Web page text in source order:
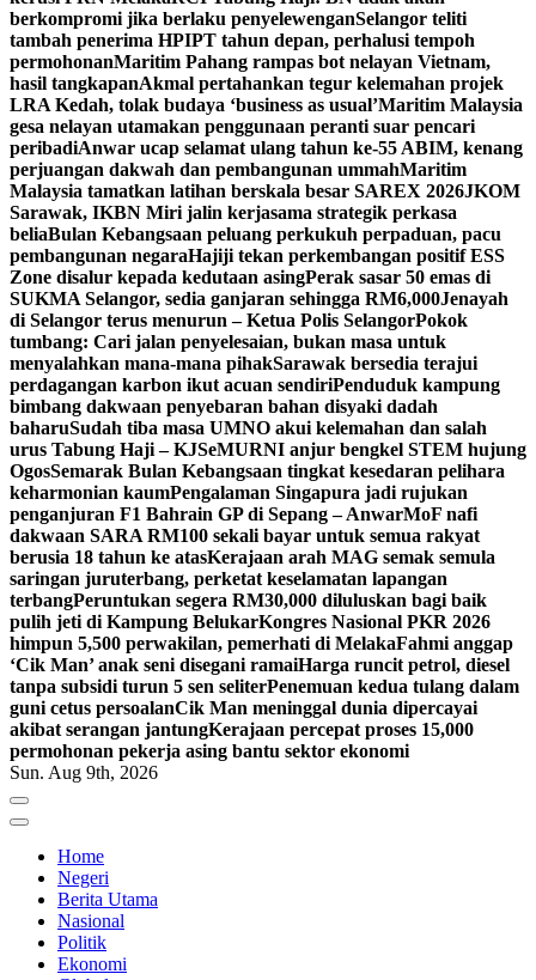
berkompromi jika berlaku penyelewenganSelangor teliti
tambah penerima HPIPT tahun depan, perhalusi tempoh
permohonanMaritim Pahang rampas bot nelayan Vietnam,
hasil tangkapanAkmal pertahankan tegur kelemahan projek
LRA Kedah, tolak budaya ‘business as usual’Maritim Malaysia
gesa nelayan utamakan penggunaan peranti suar pencari
peribadiAnwar ucap selamat ulang tahun ke-55 ABIM, kenang
perjuangan dakwah dan pembangunan ummahMaritim
Malaysia tamatkan latihan berskala besar SAREX 2026JKOM
Sarawak, IKBN Miri jalin kerjasama strategik perkasa
beliaBulan Kebangsaan peluang perkukuh perpaduan, pacu
pembangunan negaraHajiji tekan perkembangan positif ESS
Zone disalur kepada kedutaan asingPerak sasar 50 emas di
SUKMA Selangor, sedia ganjaran sehingga RM6,000Jenayah
di Selangor terus menurun – Ketua Polis SelangorPokok
tumbang: Cari jalan penyelesaian, bukan masa untuk
menyalahkan mana-mana pihakSarawak bersedia terajui
perdagangan karbon ikut acuan sendiriPenduduk kampung
bimbang dakwaan penyebaran bahan disyaki dadah
baharuSudah tiba masa UMNO akui kelemahan dan salah
urus Tabung Haji – KJSeMURNI anjur bengkel STEM hujung
OgosSemarak Bulan Kebangsaan tingkat kesedaran pelihara
keharmonian kaumPengalaman Singapura jadi rujukan
penganjuran F1 Bahrain GP di Sepang – AnwarMoF nafi
dakwaan SARA RM100 sekali bayar untuk semua rakyat
berusia 18 tahun ke atasKerajaan arah MAG semak semula
saringan juruterbang, perketat keselamatan lapangan
terbangPeruntukan segera RM30,000 diluluskan bagi baik
pulih jeti di Kampung BelukarKongres Nasional PKR 2026
himpun 5,500 perwakilan, pemerhati di MelakaFahmi anggap
‘Cik Man’ anak seni disegani ramaiHarga runcit petrol, diesel
tanpa subsidi turun 5 sen seliterPenemuan kedua tulang dalam
guni cetus persoalanCik Man meninggal dunia dipercayai
akibat serangan jantungKerajaan percepat proses 15,000
permohonan pekerja asing bantu sektor ekonomi
Sun. Aug 9th, 2026
Home
Negeri
Berita Utama
Nasional
Politik
Ekonomi